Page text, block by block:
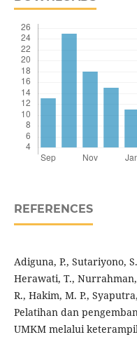
REFERENCES
Adiguna, P., Sutariyono,
Herawati, T.,
R., Hakim, M. P.,
Pelatihan dan
UMKM melalui